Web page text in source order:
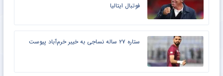
فوتبال ایتالیا
ستاره ۲۷ ساله نساجی به خیبر خرم‌آباد پیوست